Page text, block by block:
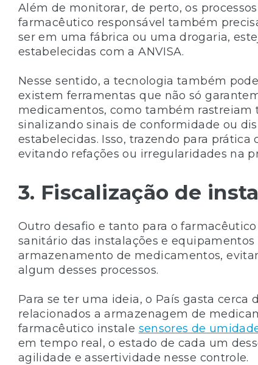
Além de monitorar, de perto, os
farmacêutico responsável também
ser em uma fábrica ou uma drogaria,
estabelecidas com a ANVISA.
Nesse sentido, a tecnologia também
existem ferramentas que não só
medicamentos, como também rastreiam
sinalizando sinais de conformidade ou
estabelecidas. Isso, trazendo para
evitando refações ou irregularidades na
3. Fiscalização de
Outro desafio e tanto para o
sanitário das instalações e
armazenamento de medicamentos,
algum desses processos.
Para se ter uma ideia, o País gasta cerca
relacionados a armazenagem de
farmacêutico instale sensores de
em tempo real, o estado de cada um
agilidade e assertividade nesse controle.